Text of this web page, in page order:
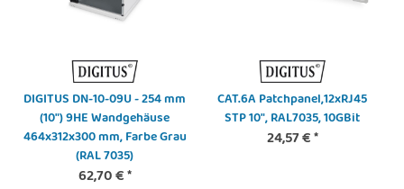
DIGITUS DN-10-09U - 254 mm
(10") 9HE Wandgehäuse
464x312x300 mm, Farbe Grau
(RAL 7035)
62,70 €*
CAT.6A Patchpanel,12xRJ45
STP 10", RAL7035, 10GBit
24,57 €*